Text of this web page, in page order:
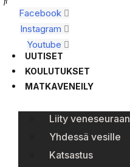
Facebook
Instagram
Youtube
UUTISET
KOULUTUKSET
MATKAVENEILY
Liity veneseuraan
Yhdessä vesille
Katsastus